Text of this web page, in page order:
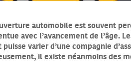
automobile est souvent
avec l’avancement de l’âge.
puisse varier d’une compagnie
il existe néanmoins des